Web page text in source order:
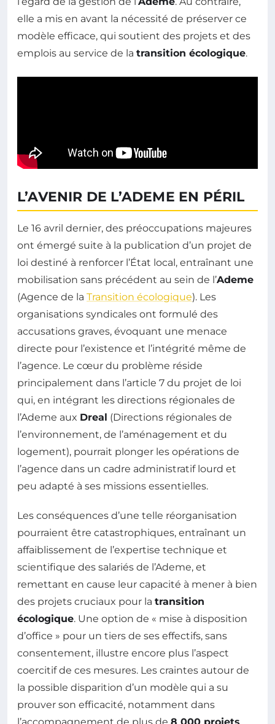
elle a mis en avant la nécessité de préserver ce
modèle efficace, qui soutient des projets et des
emplois au service de la transition écologique.
L’AVENIR DE L’ADEME EN PÉRIL
Le 16 avril dernier, des préoccupations majeures
ont émergé suite à la publication d’un projet de
loi destiné à renforcer l’État local, entraînant une
mobilisation sans précédent au sein de l’Ademe
(Agence de la Transition écologique). Les
organisations syndicales ont formulé des
accusations graves, évoquant une menace
directe pour l’existence et l’intégrité même de
l’agence. Le cœur du problème réside
principalement dans l’article 7 du projet de loi
qui, en intégrant les directions régionales de
l’Ademe aux Dreal (Directions régionales de
l’environnement, de l’aménagement et du
logement), pourrait plonger les opérations de
l’agence dans un cadre administratif lourd et
peu adapté à ses missions essentielles.
Les conséquences d’une telle réorganisation
pourraient être catastrophiques, entraînant un
affaiblissement de l’expertise technique et
scientifique des salariés de l’Ademe, et
remettant en cause leur capacité à mener à bien
des projets cruciaux pour la transition
écologique. Une option de « mise à disposition
d’office » pour un tiers de ses effectifs, sans
consentement, illustre encore plus l’aspect
coercitif de ces mesures. Les craintes autour de
la possible disparition d’un modèle qui a su
prouver son efficacité, notamment dans